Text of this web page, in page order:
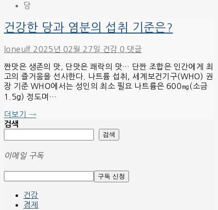
당
건강한 당과 염분의 섭취 기준은?
loneulf 2025년 02월 27일 건강 0 댓글
짠맛은 생존의 맛, 단맛은 쾌락의 맛… 단짠 조합은 인간에게 최
고의 즐거움을 선사한다. 나트륨 섭취, 세계보건기구(WHO) 권
장 기준 WHO에서는 성인의 최소 필요 나트륨은 600㎎(소금
1.5g) 정도며…
더보기 →
검색
검색
이메일 구독
건강
경제